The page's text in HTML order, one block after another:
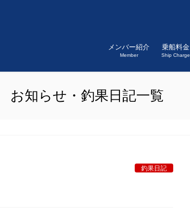
メンバー紹介
Member
乗船料金
Ship Charge
お知らせ・釣果日記一覧
釣果日記